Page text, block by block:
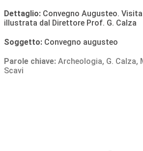
Dettaglio: Convegno Augusteo.
illustrata dal Direttore Prof. G. Calza
Soggetto: Convegno augusteo
Parole chiave: Archeologia, G. Calza,
Scavi